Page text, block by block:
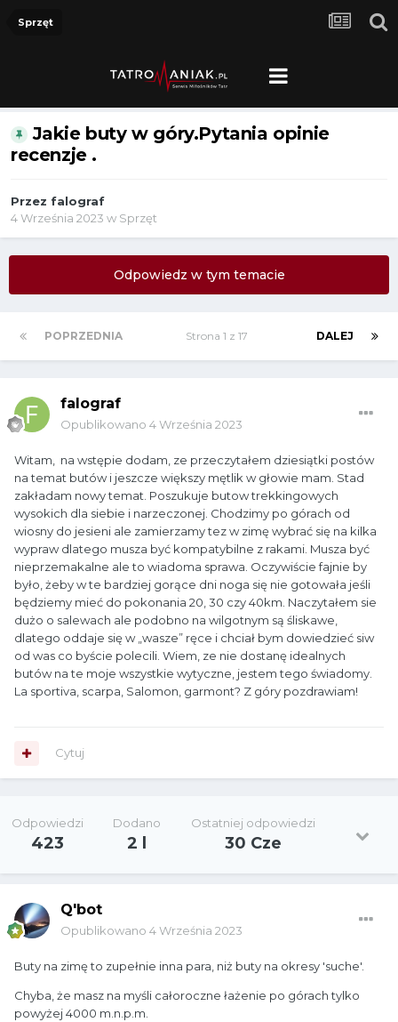
Sprzęt
Jakie buty w góry.Pytania opinie
recenzje .
Przez falograf
4 Września 2023 w Sprzęt
Odpowiedz w tym temacie
POPRZEDNIA DALEJ
Strona 1 z 17
falograf
Opublikowano 4 Września 2023
Witam, na wstępie dodam, ze przeczytałem dziesiątki postów
na temat butów i jeszcze większy mętlik w głowie mam. Stad
zakładam nowy temat. Poszukuje butow trekkingowych
wysokich dla siebie i narzeczonej. Chodzimy po górach od
wiosny do jesieni ale zamierzamy tez w zimę wybrać się na kilka
wypraw dlatego musza być kompatybilne z rakami. Musza być
nieprzemakalne ale to wiadoma sprawa. Oczywiście fajnie by
było, żeby w te bardziej gorące dni noga się nie gotowała jeśli
będziemy mieć do pokonania 20, 30 czy 40km. Naczytałem sie
dużo o salewach ale podobno na wilgotnym są śliskawe,
dlatego oddaje się w „wasze” ręce i chciał bym dowiedzieć siw
od was co byście polecili. Wiem, ze nie dostanę idealnych
butów na te moje wszystkie wytyczne, jestem tego świadomy.
La sportiva, scarpa, Salomon, garmont? Z góry pozdrawiam!
Cytuj
Odpowiedzi
423
Dodano
2 l
Ostatniej odpowiedzi
30 Cze
Q'bot
Opublikowano 4 Września 2023
Buty na zimę to zupełnie inna para, niż buty na okresy 'suche'.
Chyba, że masz na myśli całoroczne łażenie po górach tylko
powyżej 4000 m.n.p.m.